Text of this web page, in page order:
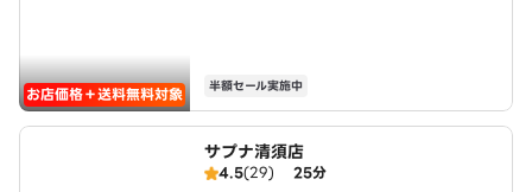
お店価格＋送料無料対象 半額セール実施中
サプナ清須店
4.5(29) 25分